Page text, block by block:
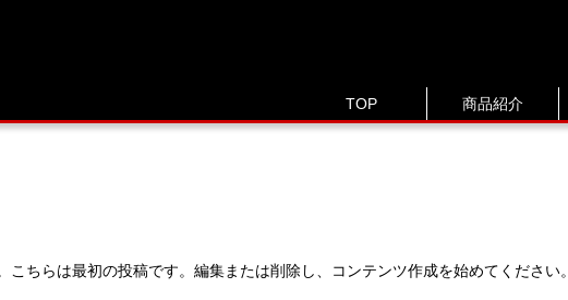
TOP 商品紹介
こちらは最初の投稿です。編集または削除し、コンテンツ作成を始めてください。